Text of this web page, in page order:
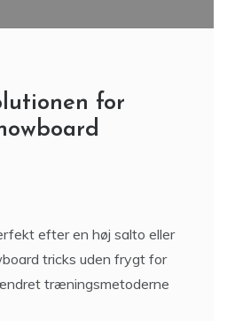
for
efter en høj salto eller
tricks uden frygt for
træningsmetoderne